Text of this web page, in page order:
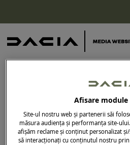
Afisare module
Site-ul nostru web și partenerii săi
măsura audiența și performanța site-
afișăm reclame și conținut personalizat
să interacționați cu conținutul nostru